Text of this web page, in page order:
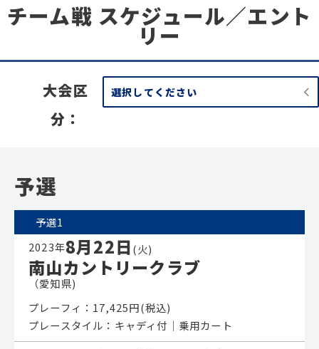
チーム戦 スケジュール／エント
リー
大会区
分：
選択してください
予選
予選1
2023年8月22日(火)
南山カントリークラブ
（愛知県)
プレーフィ：17,425円(税込)
プレースタイル：キャディ付│乗用カート